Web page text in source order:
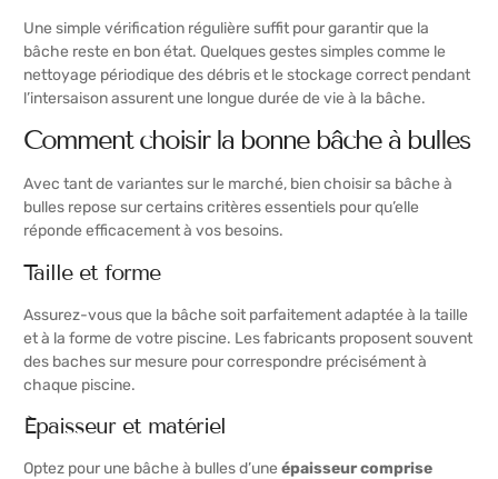
Une simple vérification régulière suffit pour garantir que la
bâche reste en bon état. Quelques gestes simples comme le
nettoyage périodique des débris et le stockage correct pendant
l’intersaison assurent une longue durée de vie à la bâche.
Comment choisir la bonne bâche à bulles
Avec tant de variantes sur le marché, bien choisir sa bâche à
bulles repose sur certains critères essentiels pour qu’elle
réponde efficacement à vos besoins.
Taille et forme
Assurez-vous que la bâche soit parfaitement adaptée à la taille
et à la forme de votre piscine. Les fabricants proposent souvent
des baches sur mesure pour correspondre précisément à
chaque piscine.
Épaisseur et matériel
Optez pour une bâche à bulles d’une épaisseur comprise